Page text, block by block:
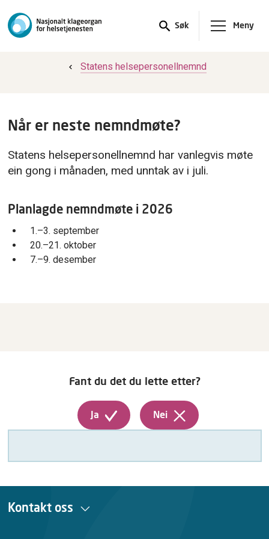
Søk Meny
Statens helsepersonellnemnd
Når er neste nemndmøte?
Statens helsepersonellnemnd har vanlegvis møte
ein gong i månaden, med unntak av i juli.
Planlagde nemndmøte i 2026
1.–3. september
20.–21. oktober
7.–9. desember
Fant du det du lette etter?
Ja Nei
Kontakt oss